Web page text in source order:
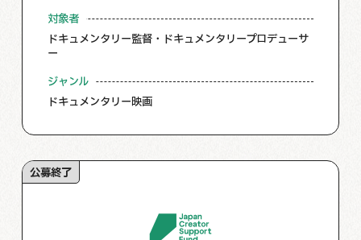
対象者
ドキュメンタリー監督・ドキュメンタリープロデューサ
ー
ジャンル
ドキュメンタリー映画
公募終了